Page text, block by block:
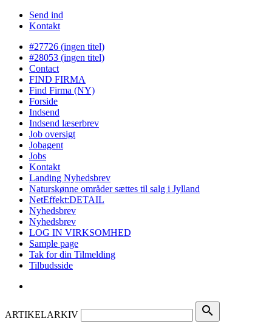
Send ind
Kontakt
#27726 (ingen titel)
#28053 (ingen titel)
Contact
FIND FIRMA
Find Firma (NY)
Forside
Indsend
Indsend læserbrev
Job oversigt
Jobagent
Jobs
Kontakt
Landing Nyhedsbrev
Naturskønne områder sættes til salg i Jylland
NetEffekt:DETAIL
Nyhedsbrev
Nyhedsbrev
LOG IN VIRKSOMHED
Sample page
Tak for din Tilmelding
Tilbudsside
ARTIKELARKIV search